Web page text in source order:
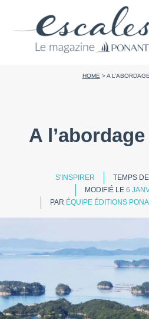
HOME >A
A
S'INSPIRER TEMPS
MODIFIÉ LE 6
PAR ÉQUIPE ÉDITIONS